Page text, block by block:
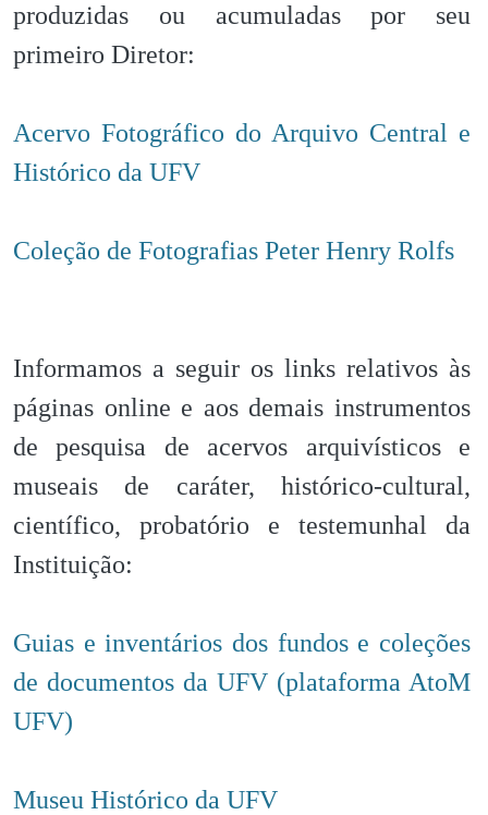
produzidas ou acumuladas por seu
primeiro Diretor:
Acervo Fotográfico do Arquivo Central e
Histórico da UFV
Coleção de Fotografias Peter Henry Rolfs
Informamos a seguir os links relativos às
páginas online e aos demais instrumentos
de pesquisa de acervos arquivísticos e
museais de caráter, histórico-cultural,
científico, probatório e testemunhal da
Instituição:
Guias e inventários dos fundos e coleções
de documentos da UFV (plataforma AtoM
UFV)
Museu Histórico da UFV